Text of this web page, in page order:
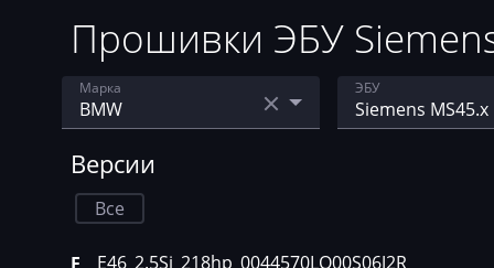
Прошивки ЭБУ
Марка
Acura
AebiSchmidt
ЭБУ
Версии
Все
E46_2.5Si_218hp_0044570LO00S06J2R